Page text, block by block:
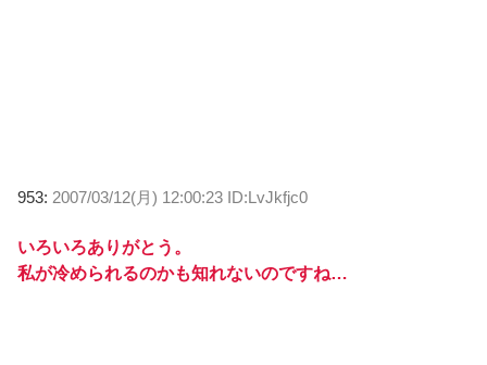
953: 2007/03/12(月) 12:00:23 ID:LvJkfjc0
いろいろありがとう。
私が冷められるのかも知れないのですね…